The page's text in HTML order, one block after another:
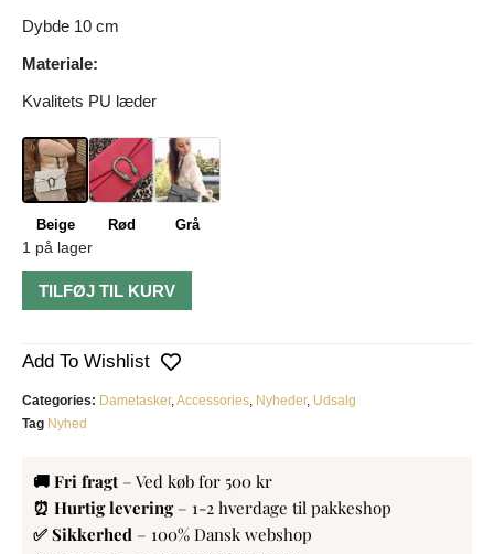
Dybde 10 cm
Materiale:
Kvalitets PU læder
Beige Rød
Grå
1 på lager
TILFØJ TIL KURV
Add To Wishlist
Categories: Dametasker,Accessories, Nyheder, Udsalg
Tag Nyhed
🚚 Fri fragt – Ved køb for 500 kr
⏰ Hurtig levering – 1-2 hverdage til pakkeshop
✅ Sikkerhed – 100% Dansk webshop